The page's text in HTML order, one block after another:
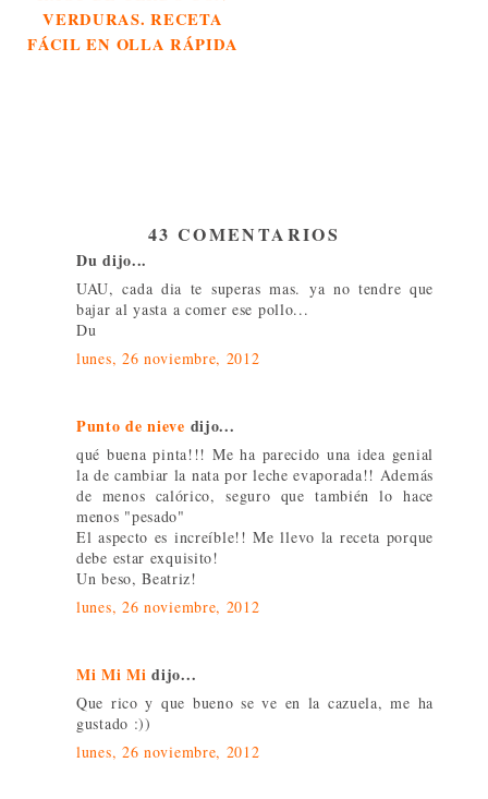
VERDURAS. RECETA
FÁCIL EN OLLA RÁPIDA
43 COMENTARIOS
Du dijo...
UAU, cada dia te superas mas. ya no tendre que
bajar al yasta a comer ese pollo...
Du
lunes, 26 noviembre, 2012
Punto de nieve dijo...
qué buena pinta!!! Me ha parecido una idea genial
la de cambiar la nata por leche evaporada!! Además
de menos calórico, seguro que también lo hace
menos "pesado"
El aspecto es increíble!! Me llevo la receta porque
debe estar exquisito!
Un beso, Beatriz!
lunes, 26 noviembre, 2012
Mi Mi Mi dijo...
Que rico y que bueno se ve en la cazuela, me ha
gustado :))
lunes, 26 noviembre, 2012